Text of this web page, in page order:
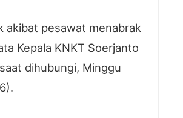
akibat pesawat menabrak
Kepala KNKT Soerjanto
dihubungi, Minggu